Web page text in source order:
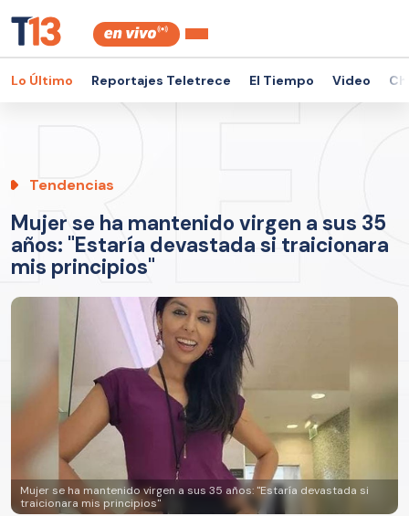
Lo Último Reportajes Teletrece El Tiempo Video
Tendencias
Mujer se ha mantenido virgen a sus 35
años: "Estaría devastada si traicionara
mis principios"
Mujer se ha mantenido virgen a sus 35 años: "Estaría devastada si
traicionara mis principios"